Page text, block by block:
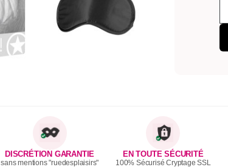
DISCRÉTION GARANTIE
sans mentions "ruedesplaisirs"
EN TOUTE SÉCURITÉ
100% Sécurisé Cryptage SSL